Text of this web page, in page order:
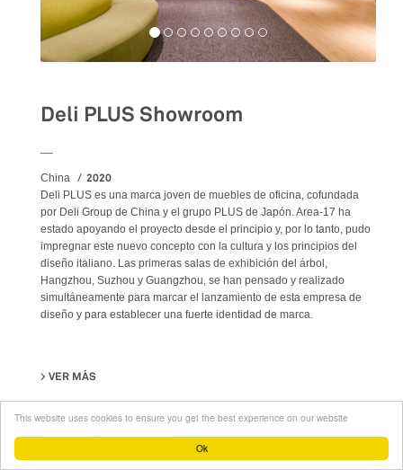
Ok
This website uses cookies to ensure you get the best experience on our website
Deli PLUS Showroom
China 2020
Deli PLUS es una marca joven de muebles de oficina, cofundada
por Deli Group de China y el grupo PLUS de Japón. Area-17 ha
estado apoyando el proyecto desde el principio y, por lo tanto, pudo
impregnar este nuevo concepto con la cultura y los principios del
diseño italiano. Las primeras salas de exhibición del árbol,
Hangzhou, Suzhou y Guangzhou, se han pensado y realizado
simultáneamente para marcar el lanzamiento de esta empresa de
diseño y para establecer una fuerte identidad de marca.
VER MÁS
Showrooms